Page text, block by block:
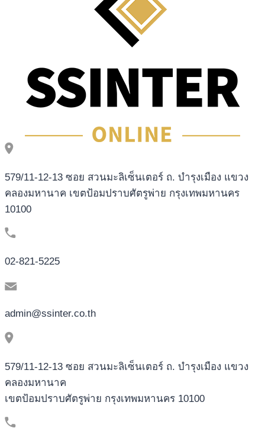
579/11-12-13 ซอย สวนมะลิเซ็นเตอร์ ถ. บำรุงเมือง แขวง
คลองมหานาค เขตป้อมปราบศัตรูพ่าย กรุงเทพมหานคร
10100
02-821-5225
admin@ssinter.co.th
579/11-12-13 ซอย สวนมะลิเซ็นเตอร์ ถ. บำรุงเมือง แขวง
คลองมหานาค
เขตป้อมปราบศัตรูพ่าย กรุงเทพมหานคร 10100